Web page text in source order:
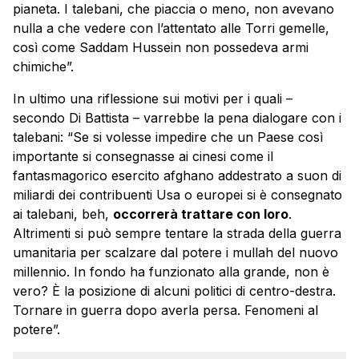
pianeta. I talebani, che piaccia o meno, non avevano
nulla a che vedere con l’attentato alle Torri gemelle,
così come Saddam Hussein non possedeva armi
chimiche”.
In ultimo una riflessione sui motivi per i quali –
secondo Di Battista – varrebbe la pena dialogare con i
talebani: “Se si volesse impedire che un Paese così
importante si consegnasse ai cinesi come il
fantasmagorico esercito afghano addestrato a suon di
miliardi dei contribuenti Usa o europei si è consegnato
ai talebani, beh, occorrerà trattare con loro.
Altrimenti si può sempre tentare la strada della guerra
umanitaria per scalzare dal potere i mullah del nuovo
millennio. In fondo ha funzionato alla grande, non è
vero? È la posizione di alcuni politici di centro-destra.
Tornare in guerra dopo averla persa. Fenomeni al
potere”.